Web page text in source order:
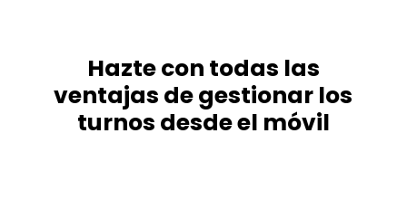
Hazte con todas las
ventajas de gestionar los
turnos desde el móvil